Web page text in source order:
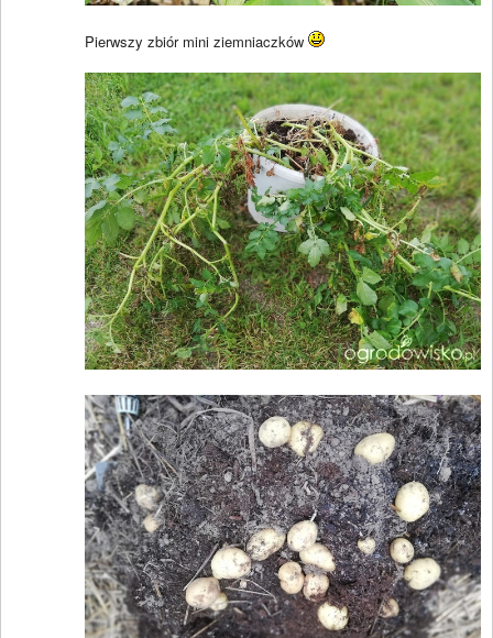
Pierwszy zbiór mini ziemniaczków